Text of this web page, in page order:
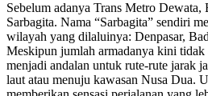
Sebelum adanya Trans Metro
Sarbagita. Nama “Sarbagita” sendiri
wilayah yang dilaluinya: Denpasar,
Meskipun jumlah armadanya kini
menjadi andalan untuk rute-rute jarak
laut atau menuju kawasan Nusa Dua.